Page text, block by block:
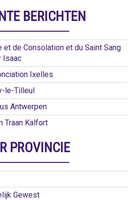
BERICHTEN
et de Consolation et du Saint Sang
Isaac
Ixelles
le-Tilleul
Antwerpen
Traan Kalfort
PROVINCIE
Gewest